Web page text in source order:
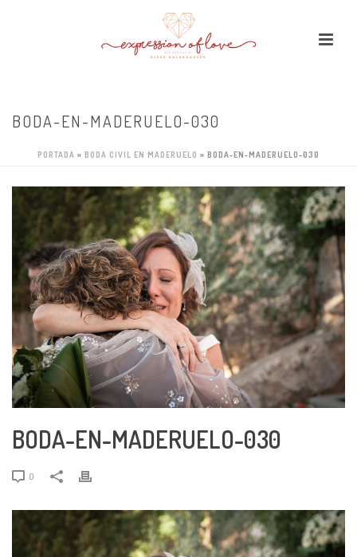
BODA-EN-MADERUELO-030
PORTADA » BODA CIVIL EN MADERUELO » BODA-EN-MADERUELO-030
BODA-EN-MADERUELO-030
0